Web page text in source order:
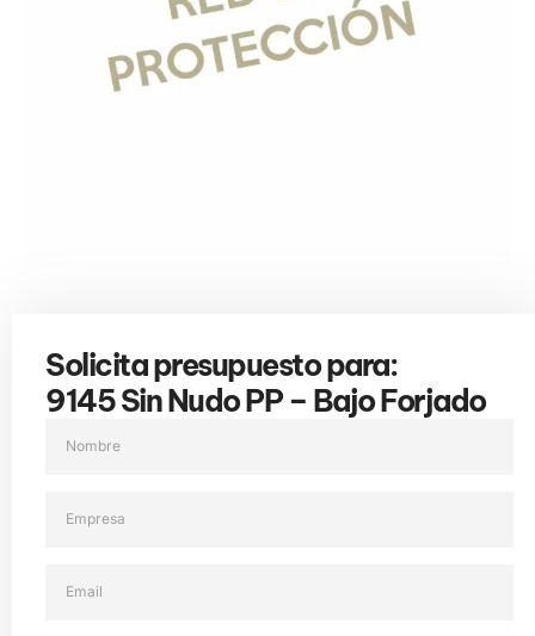
Solicita presupuesto para:
9145 Sin Nudo PP – Bajo Forjado